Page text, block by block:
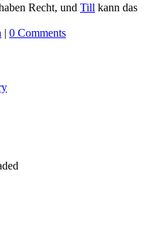
Recht, und Till kann das
| 0 Comments